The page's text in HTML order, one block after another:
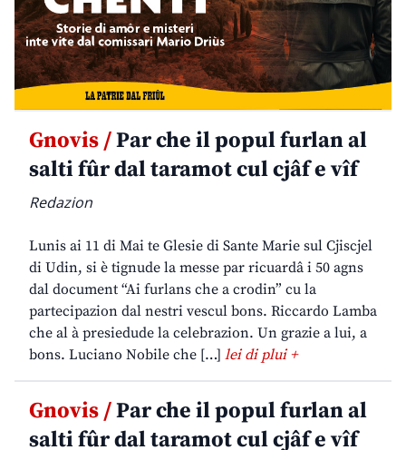
Gnovis /Par che il popul furlan al
salti fûr dal taramot cul cjâf e vîf
Redazion
Lunis ai 11 di Mai te Glesie di Sante Marie sul Cjiscjel
di Udin, si è tignude la messe par ricuardâ i 50 agns
dal document “Ai furlans che a crodin” cu la
partecipazion dal nestri vescul bons. Riccardo Lamba
che al à presiedude la celebrazion. Un grazie a lui, a
bons. Luciano Nobile che […] lei di plui +
Gnovis /Par che il popul furlan al
salti fûr dal taramot cul cjâf e vîf